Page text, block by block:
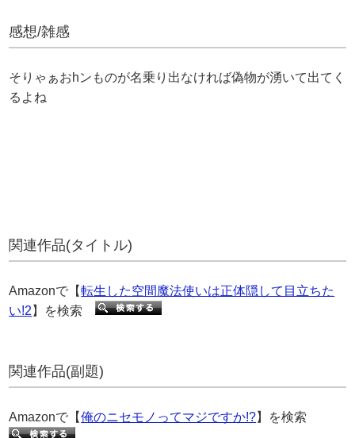
感想/雑感
そりゃぁおhンものが名乗り出なければ偽物が湧いて出てく
るよね
関連作品(タイトル)
Amazonで【転生した空間魔法使いは正体隠して目立ちた
い!2 】を検索
関連作品(副題)
Amazonで【俺のニセモノってマジですか!?】を検索